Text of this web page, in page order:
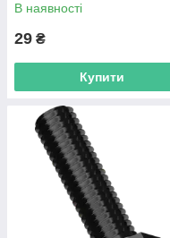
В наявності
29 ₴
Купити